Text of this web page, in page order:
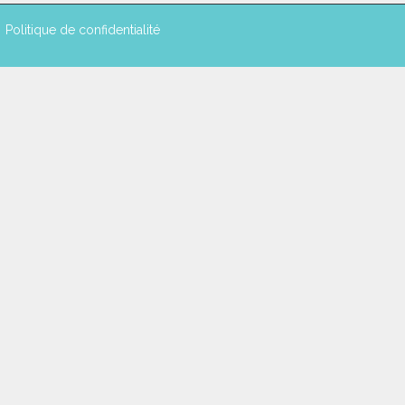
Politique de confidentialité